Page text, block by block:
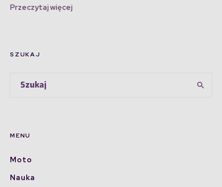
Przeczytaj więcej
SZUKAJ
MENU
Moto
Nauka